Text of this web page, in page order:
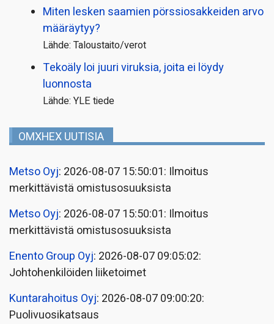
Miten lesken saamien pörssi­osakkeiden arvo
määräytyy?
Lähde: Taloustaito/verot
Tekoäly loi juuri viruksia, joita ei löydy
luonnosta
Lähde: YLE tiede
OMXHEX UUTISIA
Metso Oyj: 2026-08-07 15:50:01: Ilmoitus
merkittävistä omistusosuuksista
Metso Oyj: 2026-08-07 15:50:01: Ilmoitus
merkittävistä omistusosuuksista
Enento Group Oyj: 2026-08-07 09:05:02:
Johtohenkilöiden liiketoimet
Kuntarahoitus Oyj: 2026-08-07 09:00:20:
Puolivuosikatsaus